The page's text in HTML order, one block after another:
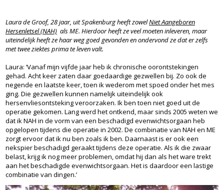
Laura de Groof, 28 jaar, uit Spakenburg heeft zowelNiet Aangeboren
Hersenletsel (NAH) als ME. Hierdoor heeft ze veel moeten inleveren, maar
uiteindelijk heeft ze haar weg goed gevonden en ondervond ze dat er zelfs
met twee ziektes prima te leven valt.
Laura: ‘Vanaf mijn vijfde jaar heb ik chronische oorontstekingen
gehad. Acht keer zaten daar goedaardige gezwellen bij. Zo ook de
negende en laatste keer, toen ik wederom met spoed onder het mes
ging. Die gezwellen kunnen namelijk uiteindelijk ook
hersenvliesontsteking veroorzaken. Ik ben toen niet goed uit de
operatie gekomen. Lang werd het ontkend, maar sinds 2005 weten we
dat ik NAH in de vorm van een beschadigd evenwichtsorgaan heb
opgelopen tijdens die operatie in 2002. De combinatie van NAH en ME
zorgt ervoor dat ik nu ben zoals ik ben. Daarnaast is er ook een
nekspier beschadigd geraakt tijdens deze operatie. Als ik die zwaar
belast, krijg ik nog meer problemen, omdat hij dan als het ware trekt
aan het beschadigde evenwichtsorgaan. Het is daardoor een lastige
combinatie van dingen.’